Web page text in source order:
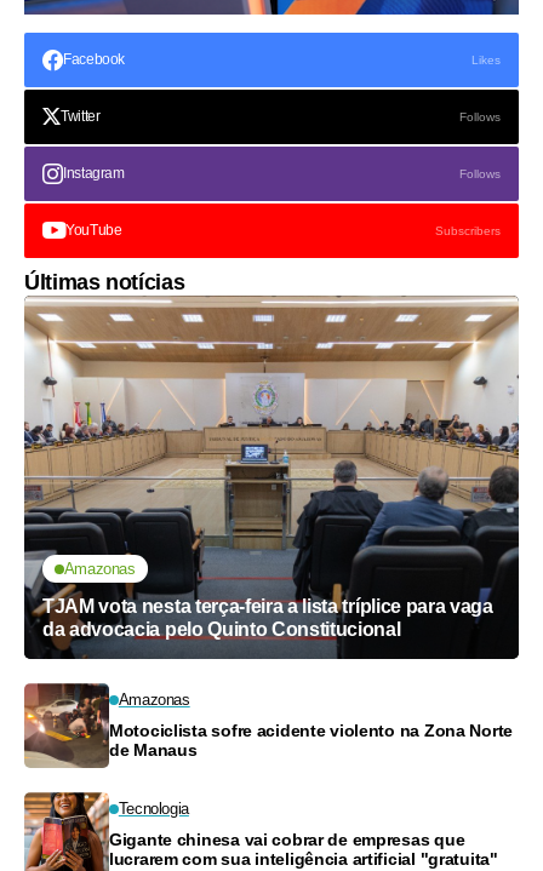
Facebook Likes
Twitter Follows
Instagram Follows
YouTube Subscribers
Últimas notícias
Amazonas
TJAM vota nesta terça-feira a lista tríplice para vaga
da advocacia pelo Quinto Constitucional
Amazonas
Motociclista sofre acidente violento na Zona Norte
de Manaus
Tecnologia
Gigante chinesa vai cobrar de empresas que
lucrarem com sua inteligência artificial "gratuita"